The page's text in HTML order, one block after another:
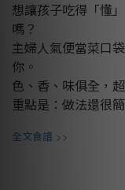
想讓孩子吃得「懂
嗎？
主婦人氣便當菜口
你。
色、香、味俱全，
重點是：做法還很
全文食譜 >>